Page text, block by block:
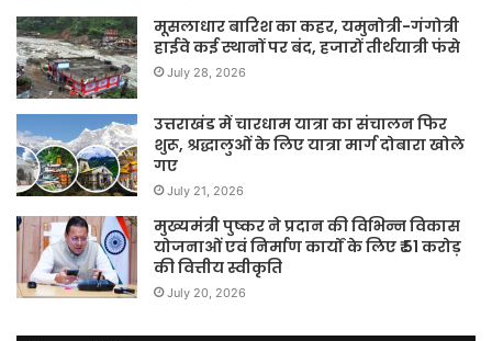
मूसलाधार बारिश का कहर, यमुनोत्री-गंगोत्री
हाईवे कई स्थानों पर बंद, हजारों तीर्थयात्री फंसे
July 28, 2026
उत्तराखंड में चारधाम यात्रा का संचालन फिर
शुरू, श्रद्धालुओं के लिए यात्रा मार्ग दोबारा खोले
गए
July 21, 2026
मुख्यमंत्री पुष्कर ने प्रदान की विभिन्न विकास
योजनाओं एवं निर्माण कार्यों के लिए ₹ 51 करोड़
की वित्तीय स्वीकृति
July 20, 2026